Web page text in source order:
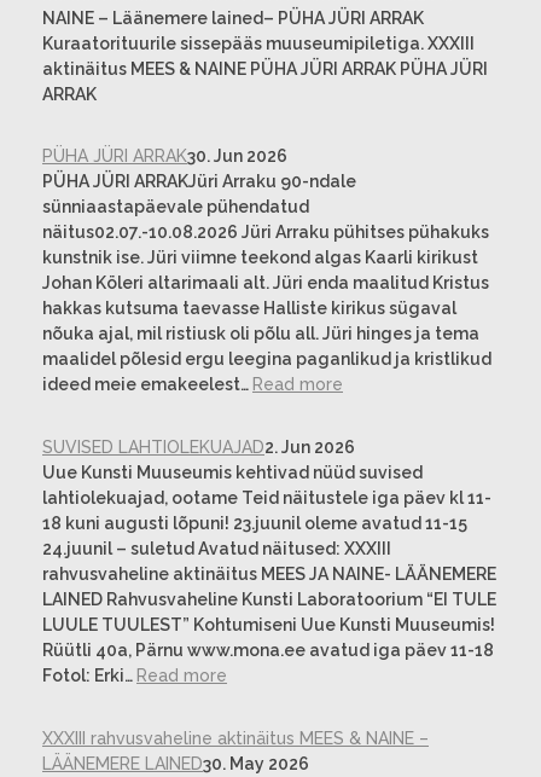
NAINE – Läänemere lained– PÜHA JÜRI ARRAK
Kuraatorituurile sissepääs muuseumipiletiga. XXXIII
aktinäitus MEES & NAINE PÜHA JÜRI ARRAK PÜHA JÜRI
ARRAK
PÜHA JÜRI ARRAK30. Jun 2026
PÜHA JÜRI ARRAKJüri Arraku 90-ndale
sünniaastapäevale pühendatud
näitus02.07.-10.08.2026 Jüri Arraku pühitses pühakuks
kunstnik ise. Jüri viimne teekond algas Kaarli kirikust
Johan Köleri altarimaali alt. Jüri enda maalitud Kristus
hakkas kutsuma taevasse Halliste kirikus sügaval
nõuka ajal, mil ristiusk oli põlu all. Jüri hinges ja tema
maalidel põlesid ergu leegina paganlikud ja kristlikud
ideed meie emakeelest… Read more
SUVISED LAHTIOLEKUAJAD2. Jun 2026
Uue Kunsti Muuseumis kehtivad nüüd suvised
lahtiolekuajad, ootame Teid näitustele iga päev kl 11-
18 kuni augusti lõpuni! 23.juunil oleme avatud 11-15
24.juunil – suletud Avatud näitused: XXXIII
rahvusvaheline aktinäitus MEES JA NAINE- LÄÄNEMERE
LAINED Rahvusvaheline Kunsti Laboratoorium “EI TULE
LUULE TUULEST” Kohtumiseni Uue Kunsti Muuseumis!
Rüütli 40a, Pärnu www.mona.ee avatud iga päev 11-18
Fotol: Erki… Read more
XXXIII rahvusvaheline aktinäitus MEES & NAINE –
LÄÄNEMERE LAINED30. May 2026